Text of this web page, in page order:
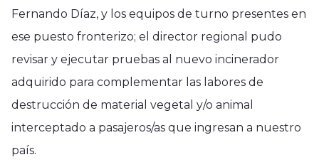
Fernando Díaz, y los equipos de turno presentes en
ese puesto fronterizo; el director regional pudo
revisar y ejecutar pruebas al nuevo incinerador
adquirido para complementar las labores de
destrucción de material vegetal y/o animal
interceptado a pasajeros/as que ingresan a nuestro
país.